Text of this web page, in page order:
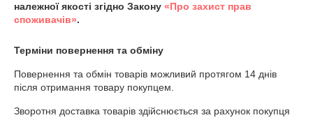
належної якості згідно Закону «Про захист прав
споживачів».
Терміни повернення та обміну
Повернення та обмін товарів можливий протягом 14 днів
після отримання товару покупцем.
Зворотня доставка товарів здійснюється за рахунок покупця